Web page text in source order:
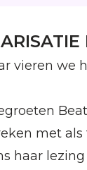
vieren we
met als
haar